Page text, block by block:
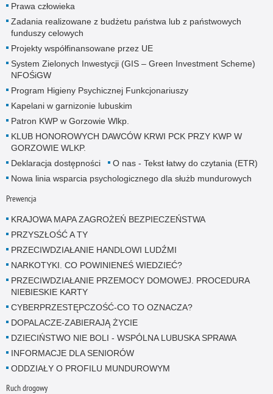
Prawa człowieka
Zadania realizowane z budżetu państwa lub z państwowych
funduszy celowych
Projekty współfinansowane przez UE
System Zielonych Inwestycji (GIS – Green Investment Scheme)
NFOŚiGW
Program Higieny Psychicznej Funkcjonariuszy
Kapelani w garnizonie lubuskim
Patron KWP w Gorzowie Wlkp.
KLUB HONOROWYCH DAWCÓW KRWI PCK PRZY KWP W
GORZOWIE WLKP.
Deklaracja dostępności
O nas - Tekst łatwy do czytania (ETR)
Nowa linia wsparcia psychologicznego dla służb mundurowych
Prewencja
KRAJOWA MAPA ZAGROŻEŃ BEZPIECZEŃSTWA
PRZYSZŁOŚĆ A TY
PRZECIWDZIAŁANIE HANDLOWI LUDŹMI
NARKOTYKI. CO POWINIENEŚ WIEDZIEĆ?
PRZECIWDZIAŁANIE PRZEMOCY DOMOWEJ. PROCEDURA
NIEBIESKIE KARTY
CYBERPRZESTĘPCZOŚĆ-CO TO OZNACZA?
DOPALACZE-ZABIERAJĄ ŻYCIE
DZIECIŃSTWO NIE BOLI - WSPÓLNA LUBUSKA SPRAWA
INFORMACJE DLA SENIORÓW
ODDZIAŁY O PROFILU MUNDUROWYM
Ruch drogowy